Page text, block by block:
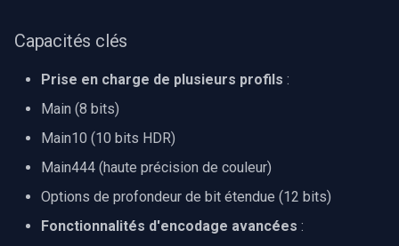
Imou
Wyze
Verkada
Capacités clés
Prise en charge de plusieurs profils :
Main (8 bits)
Main10 (10 bits HDR)
Main444 (haute précision de couleur)
Options de profondeur de bit étendue (12 bits)
Fonctionnalités d'encodage avancées :